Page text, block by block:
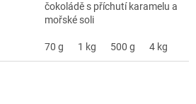
čokoládě s příchutí karamelu a
mořské soli
70 g 1 kg 500 g 4 kg